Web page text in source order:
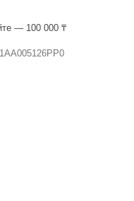
— 100 000 ₸